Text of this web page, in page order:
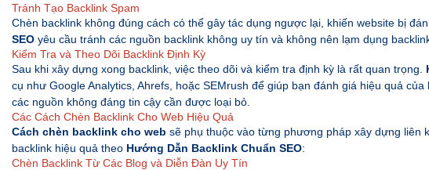
Tránh Tạo Backlink Spam
Chèn backlink không đúng cách có thể gây tác dụng ngược lại, khiến website bị
SEO yêu cầu tránh các nguồn backlink không uy tín và không nên lạm dụng
Kiểm Tra và Theo Dõi Backlink Định Kỳ
Sau khi xây dựng xong backlink, việc theo dõi và kiểm tra định kỳ là rất quan trọng.
cụ như Google Analytics, Ahrefs, hoặc SEMrush để giúp bạn đánh giá hiệu quả
các nguồn không đáng tin cậy cần được loại bỏ.
Các Cách Chèn Backlink Cho Web Hiệu Quả
Cách chèn backlink cho web sẽ phụ thuộc vào từng phương pháp xây dựng liên
backlink hiệu quả theo Hướng Dẫn Backlink Chuẩn SEO:
Chèn Backlink Từ Các Blog và Diễn Đàn Uy Tín